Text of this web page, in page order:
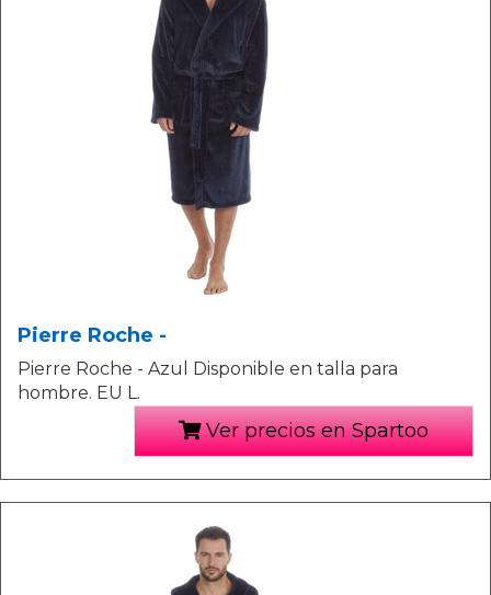
Pierre Roche -
Pierre Roche - Azul Disponible en talla para
hombre. EU L.
Ver precios en Spartoo